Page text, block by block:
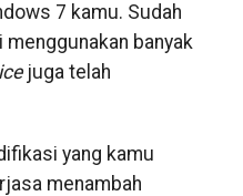
7 kamu. Sudah
banyak
juga telah
yang kamu
menambah